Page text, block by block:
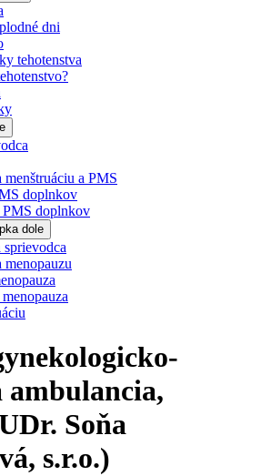
dni
tehotenstva
a PMS
doplnkov
PMS doplnkov
sprievodca
Soňa
s.r.o.)